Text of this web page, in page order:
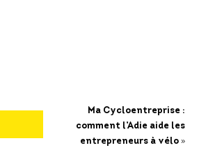
Ma Cycloentreprise :
comment l’Adie aide les
entrepreneurs à vélo »